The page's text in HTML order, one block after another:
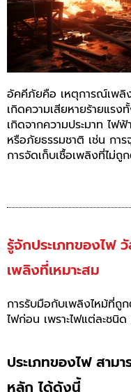
อัคคีภัยคือ เหตุการณ์เพลิง
เกิดความเสียหายร้ายแรง
เกิดจากความประมาท ไฟ
หรือภัยธรรมชาติ เช่น กา
การจัดเก็บเชื้อเพลิงที่ไม่
รู้จักประเภทของไฟ
เพลิงที่เหมาะสม
การรับมือกับเพลิงไหม้ที่ถูก
ไฟก่อน เพราะไฟแต่ละชนิด
ประเภทของไฟ สาม
หลัก ได้ดังนี้